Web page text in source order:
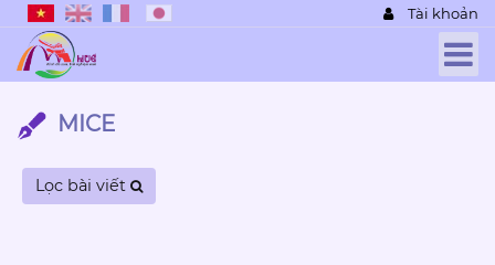
Tài khoản
MICE
Lọc bài viết